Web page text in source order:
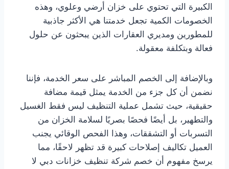
الكبيرة التي تحتوي على خزان أرضي وعلوي، وهذه
الخصومات الكمية تجعل خدمتنا هي الأكثر جاذبية
للمطورين ومديري العقارات الذين يبحثون عن حلول
فعالة وبتكلفة معقولة.
وبالإضافة إلى الخصم المباشر على سعر الخدمة، فإننا
نضمن أن كل جزء من الخدمة يمثل قيمة مضافة
حقيقية، حيث تشمل عملية التنظيف ليس فقط الغسيل
والتطهير، بل أيضًا فحصًا بصريًا لسلامة الخزان من
التسربات أو التشققات، وهذا الفحص الوقائي يجنب
العميل تكاليف إصلاحات كبيرة قد تظهر لاحقًا، مما
يرسخ مفهوم أن خصم شركة تنظيف خزانات دبي لا